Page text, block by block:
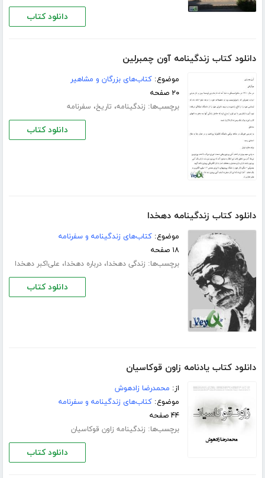
دانلود کتاب
دانلود کتاب زندگینامه آون چمبرلین
موضوع:کتاب‌های بزرگان و مشاهیر
۲۰ صفحه
برچسب‌ها: زندگینامه، تاریخ، سفرنامه
دانلود کتاب
دانلود کتاب زندگینامه دهخدا
موضوع:کتاب‌های زندگینامه و سفرنامه
۱۸ صفحه
برچسب‌ها: زندگی دهخدا،درباره دهخدا، علی‌اکبر دهخدا
دانلود کتاب
دانلود کتاب یادنامه زاون قوکاسیان
از: محمدرضا زادهوش
موضوع:کتاب‌های زندگینامه و سفرنامه
۴۴ صفحه
برچسب‌ها: زندگینامه زاون قوکاسیان
دانلود کتاب